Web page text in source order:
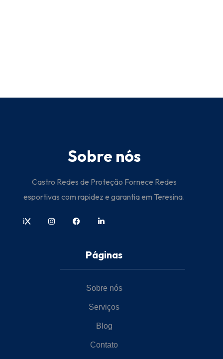
Sobre nós
Castro Redes de Proteção Fornece Redes
esportivas com rapidez e garantia em Teresina.
i
Páginas
Sobre nós
Serviços
Blog
Contato